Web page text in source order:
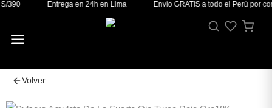
390 Entrega en 24h en Lima Envío GRATIS a todo el Perú por
Volver